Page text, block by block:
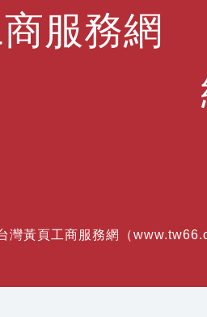
服務網
灣黃頁工商服務網（